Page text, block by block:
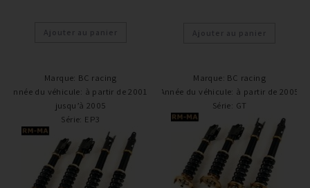
Ajouter au panier Ajouter au panier
Marque: BC racing
Année du véhicule: à partir de 2001 /
jusqu’à 2005
Série: EP3
Marque: BC racing
Année du véhicule: à partir de 2005
Série: GT